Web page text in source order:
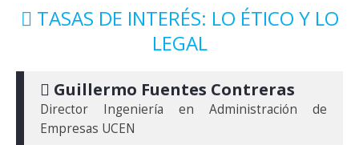
TASAS DE INTERÉS: LO ÉTICO Y LO
LEGAL
Guillermo Fuentes Contreras
Director Ingeniería en Administración de
Empresas UCEN